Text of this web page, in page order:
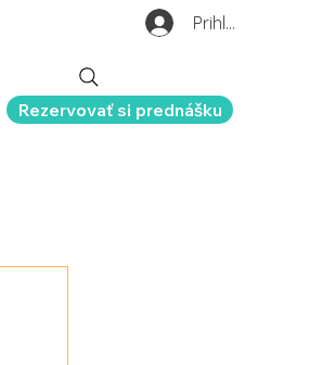
Prihlásiť sa
Rezervovať si prednášku